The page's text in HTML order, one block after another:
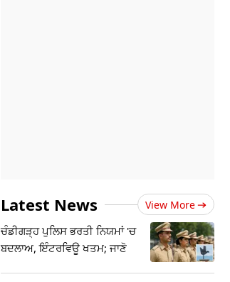
Latest News View More
ਚੰਡੀਗੜ੍ਹ ਪੁਲਿਸ ਭਰਤੀ ਨਿਯਮਾਂ 'ਚ
ਬਦਲਾਅ, ਇੰਟਰਵਿਊ ਖਤਮ; ਜਾਣੋ